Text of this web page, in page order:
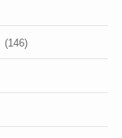
(146)